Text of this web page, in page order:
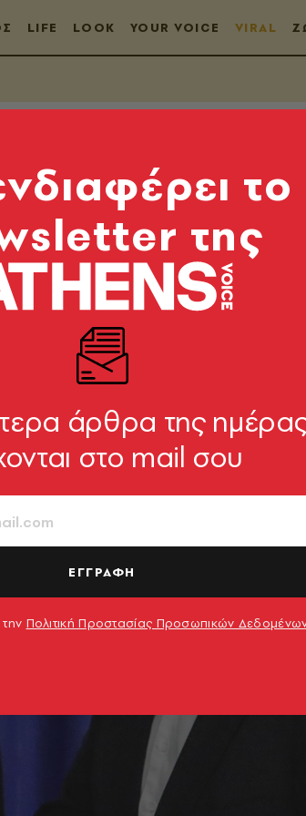
LIFE LOOK YOUR VOICE VIRAL
Ανδρέα
το
της
άρθρα της
στο mail σου
ΕΓΓΡΑΦΗ
Πολιτική Προστασίας Προσωπικών